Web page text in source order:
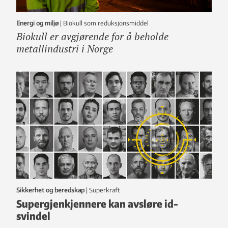
Energi og miljø | Biokull som reduksjonsmiddel
Biokull er avgjørende for å beholde
metallindustri i Norge
Sikkerhet og beredskap | Superkraft
Supergjenkjennere kan avsløre id-
svindel